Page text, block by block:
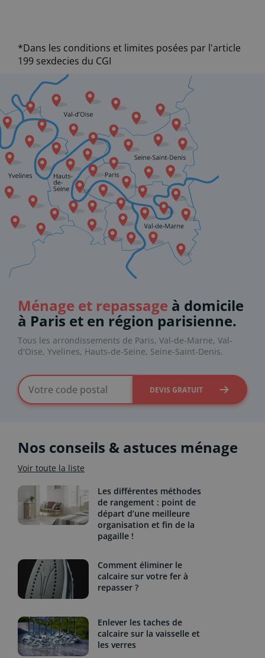
*Dans les conditions et limites posées par l'article
199 sexdecies du CGI
Ménage et repassage à domicile
à Paris et en région parisienne.
Tous les arrondissements de Paris, Val-de-Marne, Val-
d'Oise, Yvelines, Hauts-de-Seine, Seine-Saint-Denis.
DEVIS GRATUIT
Nos conseils & astuces ménage
Voir toute la liste
Les différentes méthodes
de rangement : point de
départ d’une meilleure
organisation et fin de la
pagaille !
Comment éliminer le
calcaire sur votre fer à
repasser ?
Enlever les taches de
calcaire sur la vaisselle et
les verres